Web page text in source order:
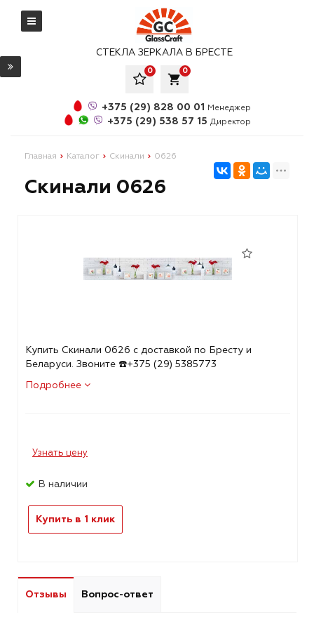
СТЕКЛА ЗЕРКАЛА В БРЕСТЕ
local_grocery_store
0
0
+375 (29) 828 00 01 Менеджер
+375 (29) 538 57 15 Директор
Главная Каталог Скинали 0626
Скинали 0626
Купить Скинали 0626 с доставкой по Бресту и
Беларуси. Звоните ☎️+375 (29) 5385773
Подробнее
Узнать цену
В наличии
Купить в 1 клик
Отзывы Вопрос-ответ